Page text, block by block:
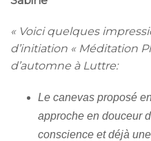
« Voici quelques
d’initiation « Méditation
d’automne à Luttre:
Le canevas proposé
approche en douceur
conscience et déjà